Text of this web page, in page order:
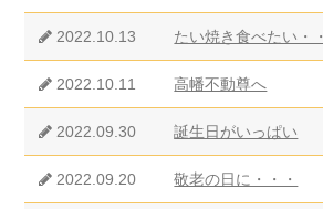
2022.10.13 たい焼き食べたい・・
2022.10.11 高幡不動尊へ
2022.09.30 誕生日がいっぱい
2022.09.20 敬老の日に・・・